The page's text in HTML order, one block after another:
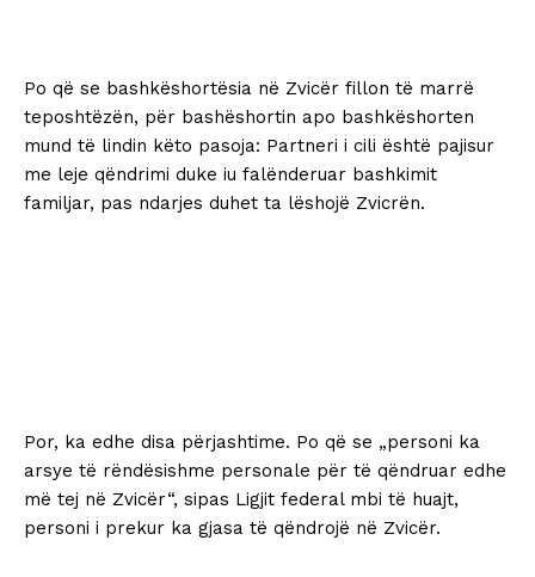
Po që se bashkëshortësia në Zvicër fillon të marrë
teposhtëzën, për bashëshortin apo bashkëshorten
mund të lindin këto pasoja: Partneri i cili është pajisur
me leje qëndrimi duke iu falënderuar bashkimit
familjar, pas ndarjes duhet ta lëshojë Zvicrën.
Por, ka edhe disa përjashtime. Po që se „personi ka
arsye të rëndësishme personale për të qëndruar edhe
më tej në Zvicër“, sipas Ligjit federal mbi të huajt,
personi i prekur ka gjasa të qëndrojë në Zvicër.